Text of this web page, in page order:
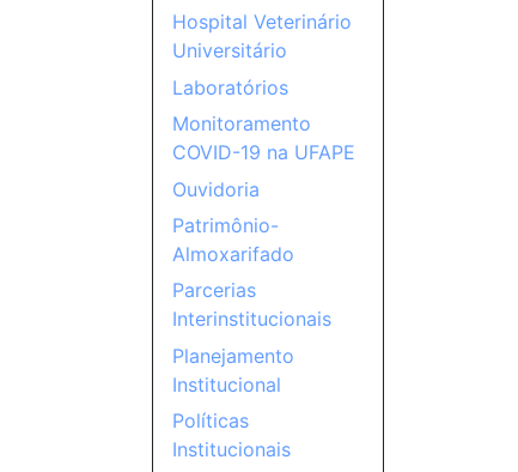
Hospital Veterinário
Universitário
Laboratórios
Monitoramento
COVID-19 na UFAPE
Ouvidoria
Patrimônio-
Almoxarifado
Parcerias
Interinstitucionais
Planejamento
Institucional
Políticas
Institucionais